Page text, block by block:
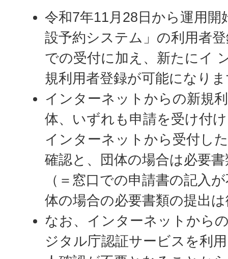
令和7年11月28日から運用開
設予約システム」の利用者
での受付に加え、新たにイ
規利用者登録が可能になり
インターネットからの新規
体、いずれも申請を受け付
インターネットから受付し
確認と、団体の場合は必要
（＝窓口での申請書の記入
体の場合の必要書類の提出
なお、インターネットから
ジタル庁認証サービスを利